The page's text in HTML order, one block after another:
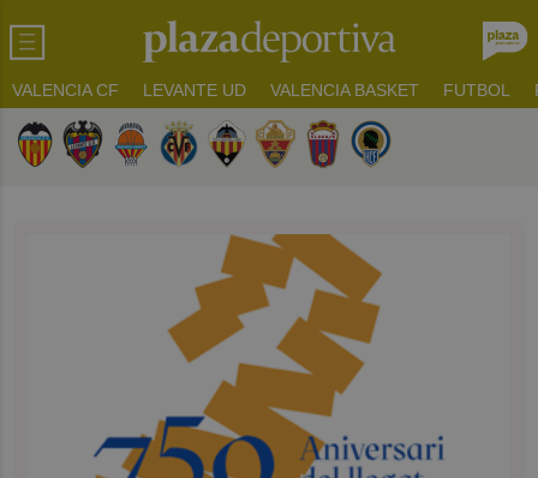
VALENCIA CF LEVANTE UD VALENCIA BASKET FUTBOL